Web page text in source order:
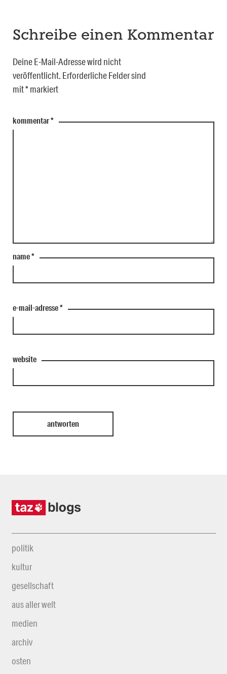
Schreibe einen Kommentar
Deine E-Mail-Adresse wird nicht
veröffentlicht. Erforderliche Felder sind
mit*markiert
kommentar*
name*
e-mail-adresse*
website
politik
kultur
gesellschaft
aus aller welt
medien
archiv
osten